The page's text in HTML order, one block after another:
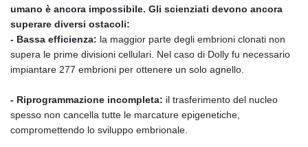
umano è ancora impossibile. Gli scienziati devono ancora
superare diversi ostacoli:
- Bassa efficienza: la maggior parte degli embrioni clonati non
supera le prime divisioni cellulari. Nel caso di Dolly fu necessario
impiantare 277 embrioni per ottenere un solo agnello.
- Riprogrammazione incompleta: il trasferimento del nucleo
spesso non cancella tutte le marcature epigenetiche,
compromettendo lo sviluppo embrionale.